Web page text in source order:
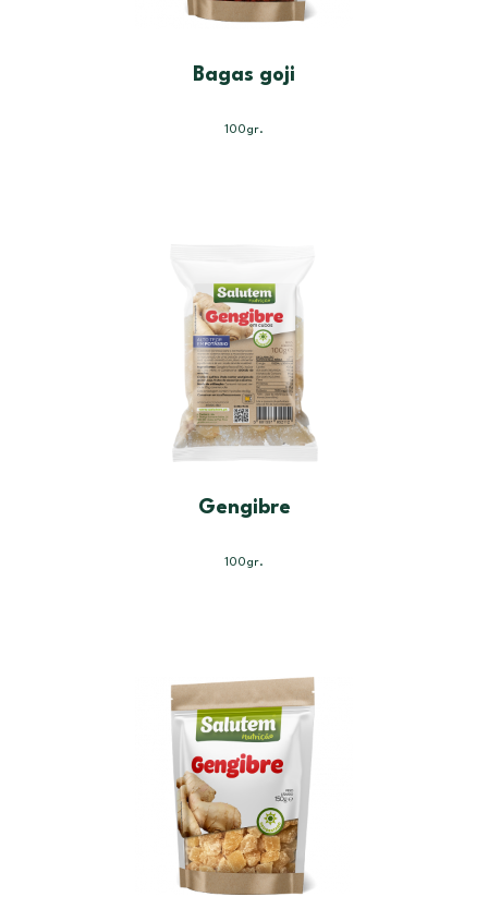
Bagas goji
100gr.
Gengibre
100gr.